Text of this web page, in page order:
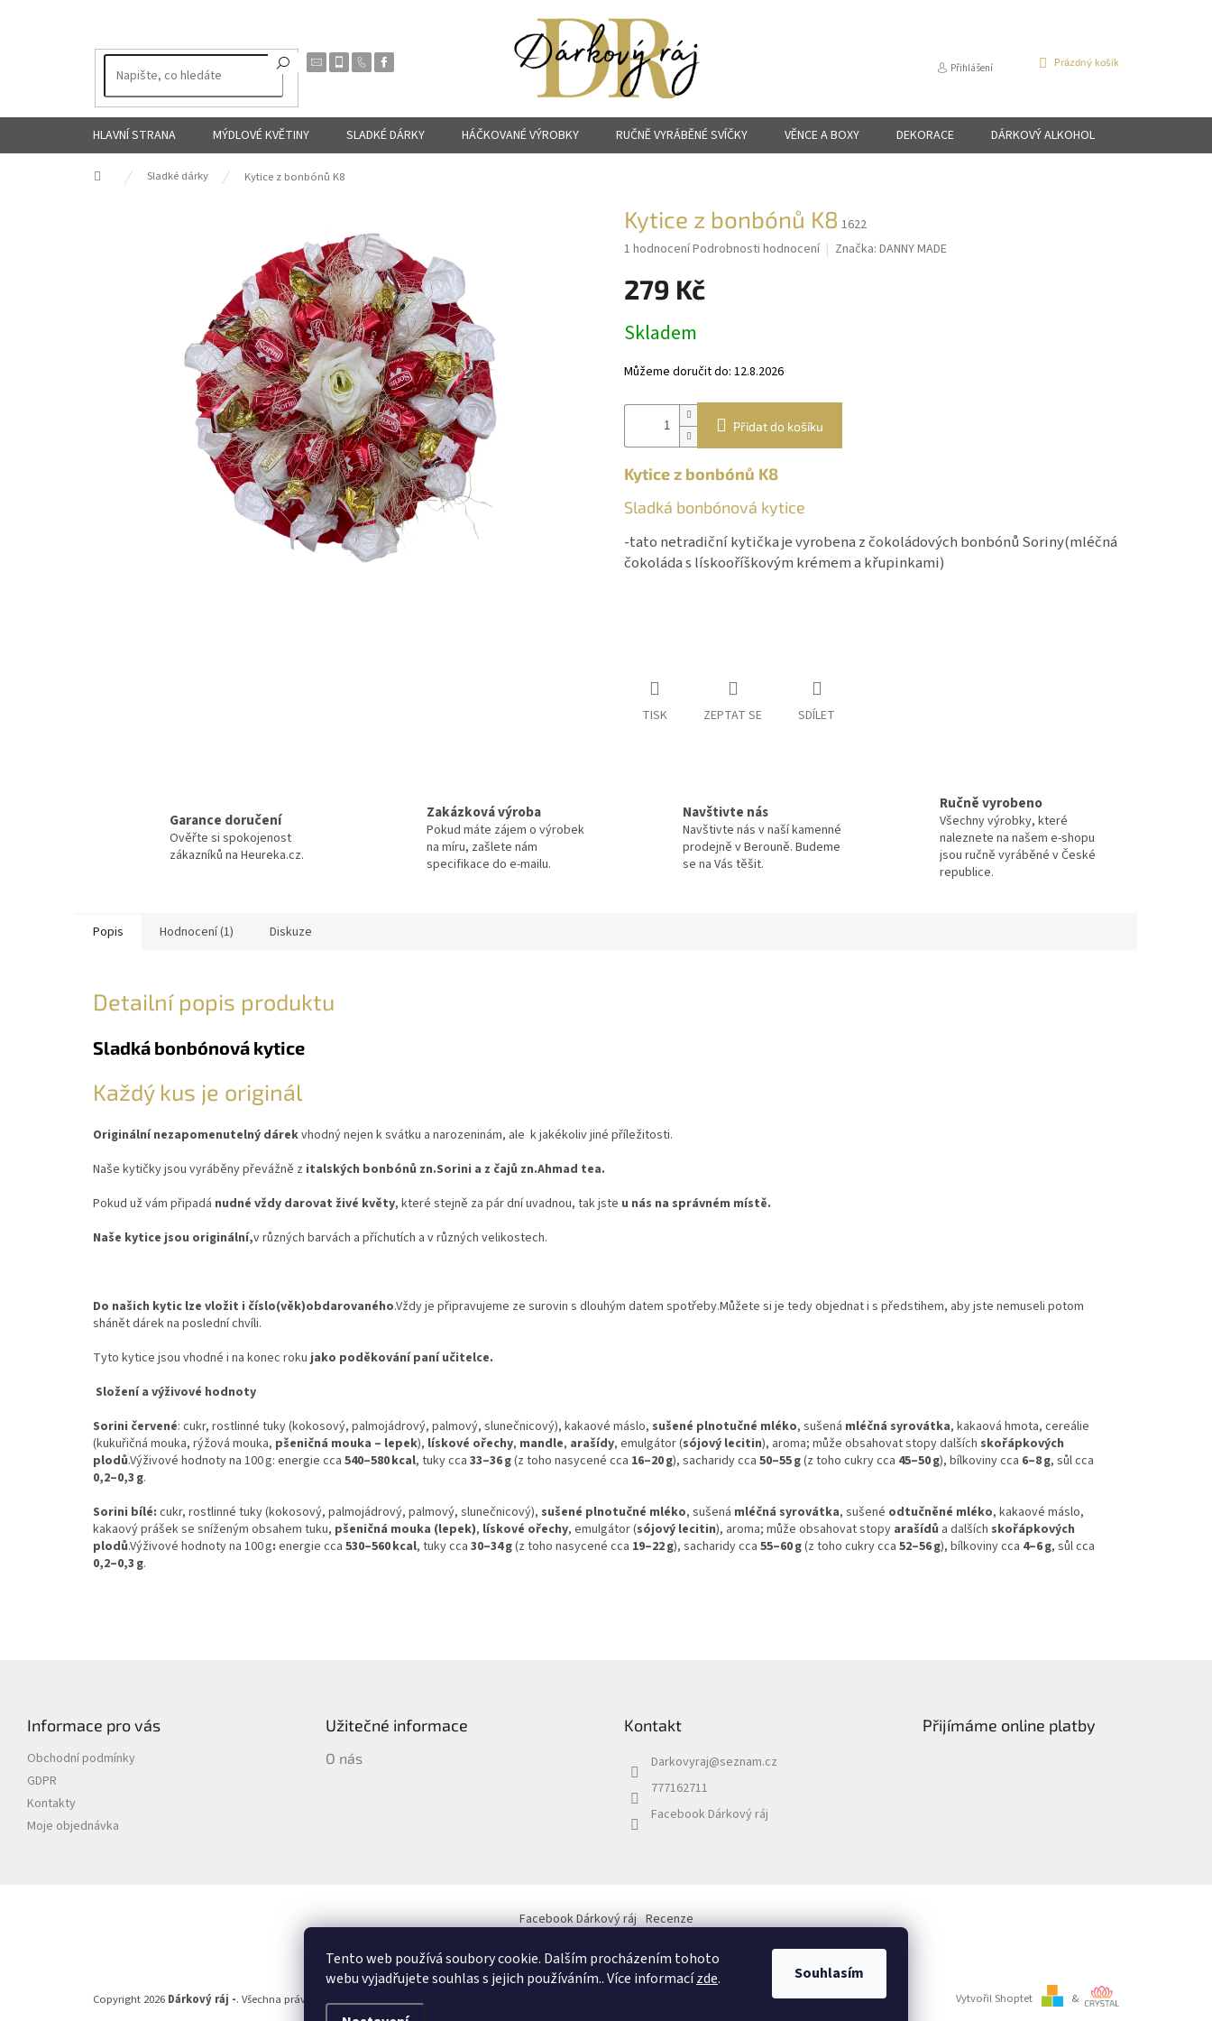
Tento web používá soubory cookie. Dalším procházením tohoto
webu vyjadřujete souhlas s jejich používáním.. Více informacízde. Souhlasím
Přihlášení
NÁKUPNÍ
Prázdný košík
HLAVNÍ STRANA MÝDLOVÉ KVĚTINY SLADKÉ DÁRKY HÁČKOVANÉ VÝROBKY RUČNĚ VYRÁBĚNÉ SVÍČKY VĚNCE A BOXY DEKORACE DÁRKOVÝ ALKOHOL
Domů Sladké dárky Kytice z bonbónů K8
Kytice z bonbónů K8 1622
Průměrné
produktu
je
z
hvězdiček.
1 hodnoceníPodrobnosti hodnocení Značka: DANNY MADE
279 Kč
cena:
Skladem
Můžeme doručit do: 12.8.2026
Přidat do košíku
Kytice z bonbónů K8
Sladká bonbónová kytice
-tato netradiční kytička je vyrobena z čokoládových bonbónů Soriny(mléčná
čokoláda s lískooříškovým krémem a křupinkami)
TISK ZEPTAT SE SDÍLET
Garance doručení
Ověřte si spokojenost
zákazníků na Heureka.cz.
Zakázková výroba
Pokud máte zájem o výrobek
na míru, zašlete nám
specifikace do e-mailu.
Navštivte nás
Navštivte nás v naší kamenné
prodejně v Berouně. Budeme
se na Vás těšit.
Ručně vyrobeno
Všechny výrobky, které
naleznete na našem e-shopu
jsou ručně vyráběné v České
republice.
Popis Hodnocení (1) Diskuze
Detailní popis produktu
Sladká bonbónová kytice
Každý kus je originál
Originální nezapomenutelný dárekvhodný nejen k svátku a narozeninám, ale k jakékoliv jiné příležitosti.
Naše kytičky jsou vyráběny převážně z italských bonbónů zn.Sorini a z čajů zn.Ahmad tea.
Pokud už vám připadá nudné vždy darovat živé květy, které stejně za pár dní uvadnou, tak jste u nás na správném místě.
Naše kytice jsou originální,v různých barvách a příchutích a v různých velikostech.
Do našich kytic lze vložit i číslo(věk)obdarovaného.Vždy je připravujeme ze surovin s dlouhým datem spotřeby.Můžete si je tedy objednat i s předstihem, aby jste nemuseli potom
shánět dárek na poslední chvíli.
Tyto kytice jsou vhodné i na konec roku jako poděkování paní učitelce.
Složení a výživové hodnoty
Sorini červené: cukr, rostlinné tuky (kokosový, palmojádrový, palmový, slunečnicový), kakaové máslo, sušené plnotučné mléko, sušená mléčná syrovátka, kakaová hmota, cereálie
(kukuřičná mouka, rýžová mouka, pšeničná mouka – lepek), lískové ořechy, mandle, arašídy, emulgátor (sójový lecitin), aroma; může obsahovat stopy dalších skořápkových
plodů.Výživové hodnoty na 100 g: energie cca 540–580 kcal, tuky cca 33–36 g(z toho nasycené cca 16–20 g), sacharidy cca 50–55 g(z toho cukry cca 45–50 g), bílkoviny cca 6–8 g, sůl cca
0,2–0,3 g.
Sorini bílé: cukr, rostlinné tuky (kokosový, palmojádrový, palmový, slunečnicový), sušené plnotučné mléko, sušená mléčná syrovátka, sušené odtučněné mléko, kakaové máslo,
kakaový prášek se sníženým obsahem tuku, pšeničná mouka (lepek), lískové ořechy, emulgátor (sójový lecitin), aroma; může obsahovat stopy arašídů a dalších skořápkových
plodů.Výživové hodnoty na 100 g: energie cca 530–560 kcal, tuky cca 30–34 g(z toho nasycené cca 19–22 g), sacharidy cca 55–60 g(z toho cukry cca 52–56 g), bílkoviny cca 4–6 g, sůl cca
0,2–0,3 g.
Informace pro vás
Obchodní podmínky
GDPR
Kontakty
Moje objednávka
Užitečné informace
O nás
Kontakt
Darkovyraj@seznam.cz
777162711
Facebook Dárkový ráj
Přijímáme online platby
Facebook Dárkový ráj Recenze
Vytvořil Shoptet &
Copyright 2026 Dárkový ráj -. Všechna práva vyhrazena.